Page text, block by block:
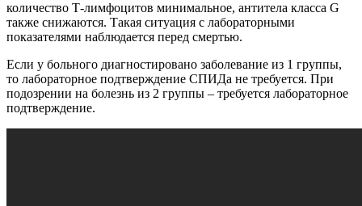
количество Т-лимфоцитов минимальное, антитела класса G
также снижаются. Такая ситуация с лабораторными
показателями наблюдается перед смертью.
Если у больного диагностировано заболевание из 1 группы,
то лабораторное подтверждение СПИДа не требуется. При
подозрении на болезнь из 2 группы – требуется лабораторное
подтверждение.